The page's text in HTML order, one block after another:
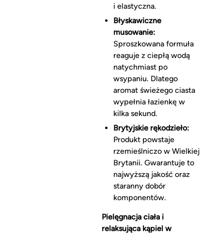
i elastyczna.
Błyskawiczne
musowanie:
Sproszkowana formuła
reaguje z ciepłą wodą
natychmiast po
wsypaniu. Dlatego
aromat świeżego ciasta
wypełnia łazienkę w
kilka sekund.
Brytyjskie rękodzieło:
Produkt powstaje
rzemieślniczo w Wielkiej
Brytanii. Gwarantuje to
najwyższą jakość oraz
staranny dobór
komponentów.
Pielęgnacja ciała i
relaksująca kąpiel w